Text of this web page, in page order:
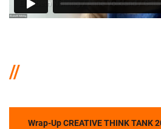
Wrap-Up CREATIVE THINK TANK